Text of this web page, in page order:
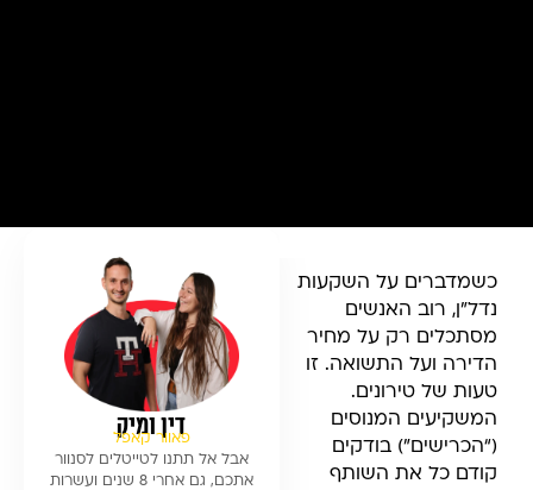
דין ומיק
פאוור קאפל
אבל אל תתנו לטייטלים לסנוור
אתכם, גם אחרי 8 שנים ועשרות
כשמדברים על השקעות
נדל”ן, רוב האנשים
מסתכלים רק על מחיר
הדירה ועל התשואה. זו
טעות של טירונים.
המשקיעים המנוסים
(“הכרישים”) בודקים
קודם כל את השותף